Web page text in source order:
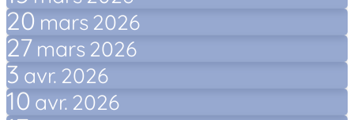
20 mars2026
27 mars2026
3 avr. 2026
10 avr. 2026